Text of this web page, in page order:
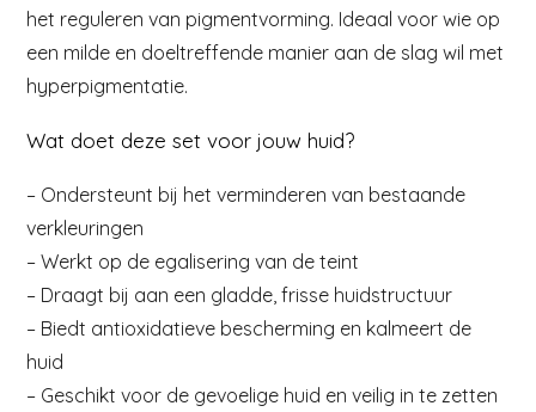
het reguleren van pigmentvorming. Ideaal voor wie op
een milde en doeltreffende manier aan de slag wil met
hyperpigmentatie.
Wat doet deze set voor jouw huid?
– Ondersteunt bij het verminderen van bestaande
verkleuringen
– Werkt op de egalisering van de teint
– Draagt bij aan een gladde, frisse huidstructuur
– Biedt antioxidatieve bescherming en kalmeert de
huid
– Geschikt voor de gevoelige huid en veilig in te zetten